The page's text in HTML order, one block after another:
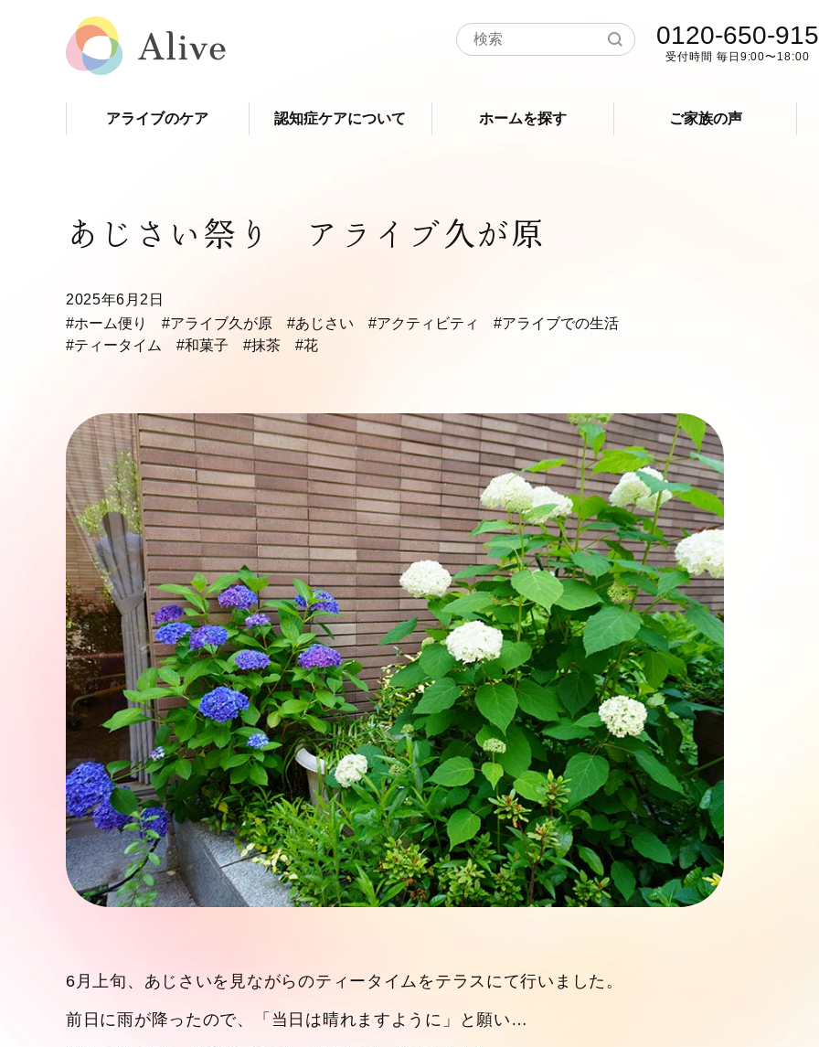
0120-650-915
受付時間 毎日9:00〜18:00
アライブのケア 認知症ケアについて ホームを探す ご家族の声
あじさい祭り アライブ久が原
2025年6月2日
#ホーム便り
#アライブ久が原 #あじさい #アクティビティ
#アライブでの生活
#ティータイム
#和菓子 #抹茶 #花
6月上旬、あじさいを見ながらのティータイムをテラスにて行いました。
前日に雨が降ったので、「当日は晴れますように」と願い…